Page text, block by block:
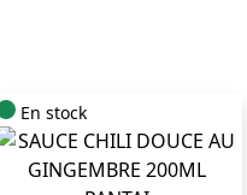
En stock